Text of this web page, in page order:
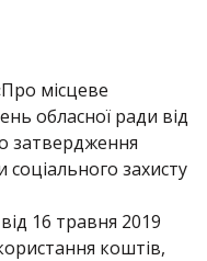
місцеве
обласної ради від
затвердження
соціального захисту
16 травня 2019
коштів,